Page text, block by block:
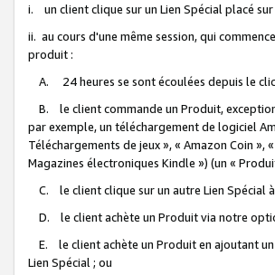
i. un client clique sur un Lien Spécial placé
ii. au cours d'une même session, qui
produit :
A. 24 heures se sont écoulées depuis le
B. le client commande un Produit,
par exemple, un téléchargement de logiciel
Téléchargements de jeux », « Amazon Coin »,
Magazines électroniques Kindle ») (un «
C. le client clique sur un autre Lien Spécial
D. le client achète un Produit via notre
E. le client achète un Produit en ajoutant
Lien Spécial ; ou